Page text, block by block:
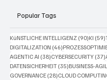
Popular Tags
KüNSTLICHE INTELLIGENZ (90)90
KI (59)
DIGITALIZATION (46)46 Beiträge
AGENTIC AI (38)38 Beiträge
CYBERSECURITY (37)
DATENSICHERHEIT (35)35 Beiträge
BUSINESS-
GOVERNANCE (28)28 Beiträge
CLOUD